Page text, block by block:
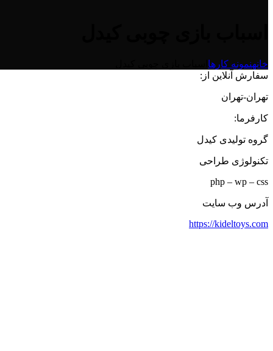
خانهنمونه کارها
سفارش آنلاین از:
تهران-تهران
کارفرما:
گروه تولیدی کیدل
تکنولوژی طراحی
php – wp – css
آدرس وب سایت
https://kideltoys.com